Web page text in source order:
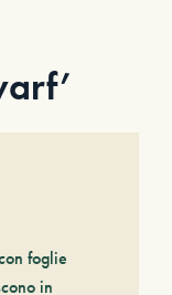
foglie
in